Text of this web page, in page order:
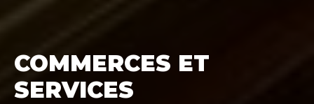
COMMERCES ET
SERVICES